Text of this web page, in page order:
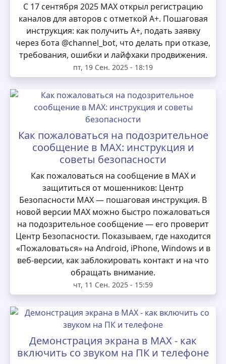
С 17 сентября 2025 MAX открыл регистрацию
каналов для авторов с отметкой А+. Пошаговая
инструкция: как получить А+, подать заявку
через бота @channel_bot, что делать при отказе,
требования, ошибки и лайфхаки продвижения.
пт, 19 Сен. 2025 - 18:19
Как пожаловаться на подозрительное
сообщение в MAX: инструкция и
советы безопасности
Как пожаловаться на сообщение в MAX и
защититься от мошенников: Центр
Безопасности MAX — пошаговая инструкция. В
новой версии MAX можно быстро пожаловаться
на подозрительное сообщение — его проверит
Центр Безопасности. Показываем, где находится
«Пожаловаться» на Android, iPhone, Windows и в
веб-версии, как заблокировать контакт и на что
обращать внимание.
чт, 11 Сен. 2025 - 15:59
Демонстрация экрана в MAX - как
включить со звуком на ПК и телефоне